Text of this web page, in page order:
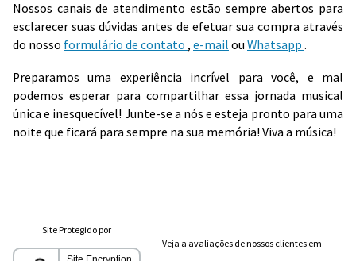
Nossos canais de atendimento estão sempre abertos para
esclarecer suas dúvidas antes de efetuar sua compra através
do nosso formulário de contato , e-mail ou Whatsapp .
Preparamos uma experiência incrível para você, e mal
podemos esperar para compartilhar essa jornada musical
única e inesquecível! Junte-se a nós e esteja pronto para uma
noite que ficará para sempre na sua memória! Viva a música!
Site Protegido por
Veja a avaliações de nossos clientes em